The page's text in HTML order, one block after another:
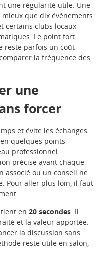
une régularité utile. Une
que dix événements
certains clubs locaux
Le point fort
reste parfois un coût
la fréquence des
une
forcer
et évite les échanges
quelques points
professionnel
précise avant chaque
associé ou un conseil ne
Pour aller plus loin, il faut
tient en20 secondes. Il
et la valeur apportée.
la discussion sans
reste utile en salon,